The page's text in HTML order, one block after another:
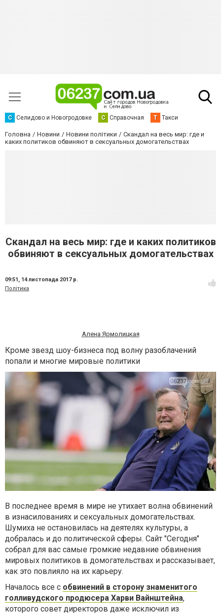
С Селидово и Новогродовке С Справочная Т Такси
Головна Новини Новини політики
Скандал на весь мир: где и
каких политиков обвиняют в сексуальных домогательствах
Скандал на весь мир: где и каких политиков
обвиняют в сексуальных домогательствах
09:51, 14 листопада 2017 р.
Політика
Алена Ярмолицкая
Кроме звезд шоу-бизнеса под волну разоблачений
попали и многие мировые политики
В последнее время в мире не утихает волна обвинений
в изнасилованиях и сексуальных домогательствах.
Шумиха не остановилась на деятелях культуры, а
добралась и до политической сферы. Сайт "Сегодня"
собрал для вас самые громкие недавние обвинения
мировых политиков в домогательствах и рассказывает,
как это повлияло на их карьеру.
Началось все с обвинений в сторону знаменитого
голливудского продюсера Харви Вайнштейна,
которого совет директоров даже исключил из